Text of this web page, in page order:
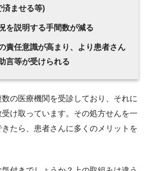
済ませる等)
を説明する手間数が減る
責任意識が高まり、より患者さん
言等が受けられる
の医療機関を受診しており、それに
け取っています。その処方せんを一
たら、患者さんに多くのメリットを